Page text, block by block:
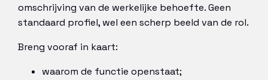
omschrijving van de werkelijke behoefte. Geen
standaard profiel, wel een scherp beeld van de rol.
Breng vooraf in kaart:
waarom de functie openstaat;